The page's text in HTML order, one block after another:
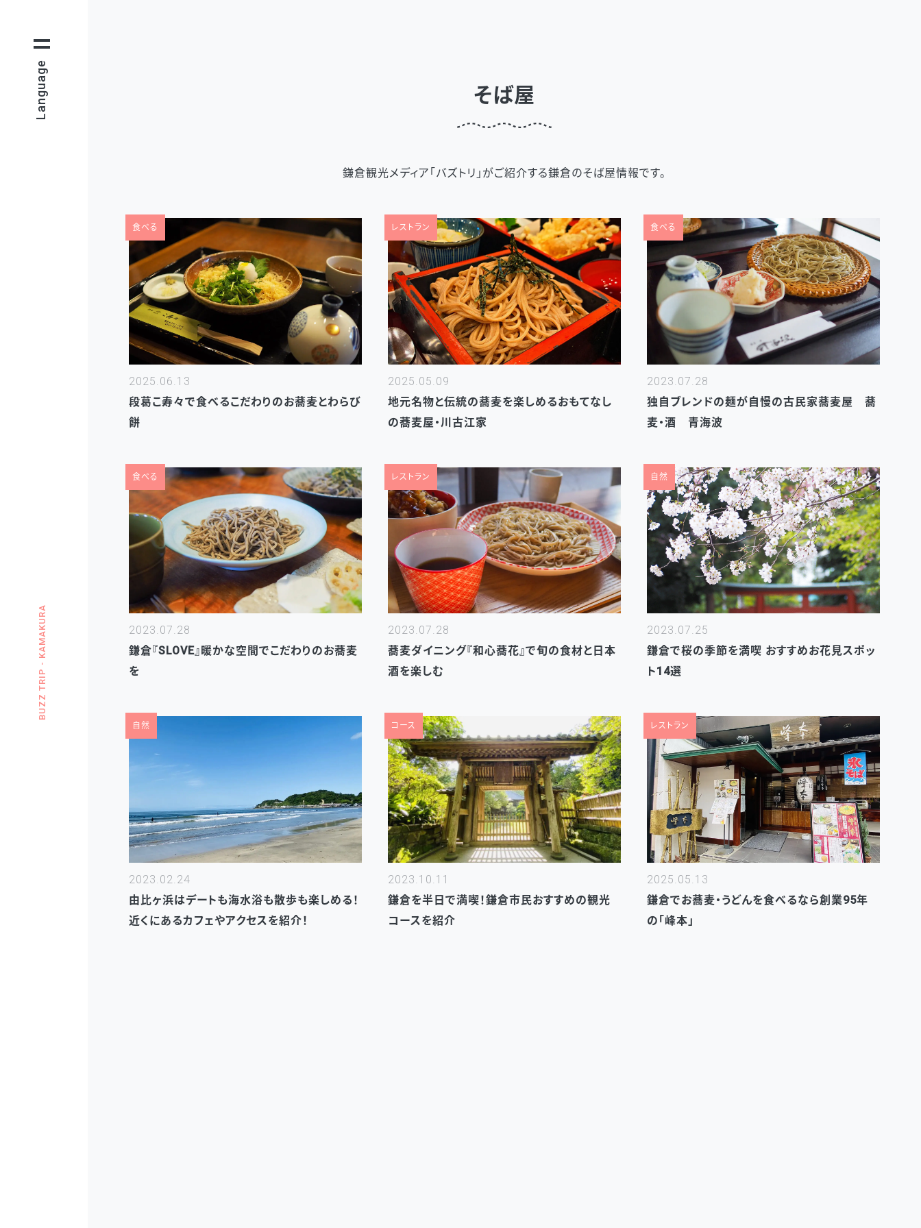
BUZZ TRIP - KAMAKURA
Language そば屋
鎌倉観光メディア「バズトリ」がご紹介する鎌倉のそば屋情報です。
食べる
2025.06.13
段葛こ寿々で食べるこだわりのお蕎麦とわらび
餅
レストラン
2025.05.09
地元名物と伝統の蕎麦を楽しめるおもてなし
の蕎麦屋・川古江家
食べる
2023.07.28
独自ブレンドの麺が自慢の古民家蕎麦屋 蕎
麦・酒 青海波
食べる
2023.07.28
鎌倉『SLOVE』暖かな空間でこだわりのお蕎麦
を
レストラン
2023.07.28
蕎麦ダイニング『和心蕎花』で旬の食材と日本
酒を楽しむ
自然
2023.07.25
鎌倉で桜の季節を満喫 おすすめお花見スポッ
ト14選
自然
2023.02.24
由比ヶ浜はデートも海水浴も散歩も楽しめる！
近くにあるカフェやアクセスを紹介！
コース
2023.10.11
鎌倉を半日で満喫！鎌倉市民おすすめの観光
コースを紹介
レストラン
2025.05.13
鎌倉でお蕎麦・うどんを食べるなら創業95年
の「峰本」